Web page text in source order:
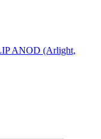
ANOD (Arlight,